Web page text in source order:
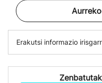
Erakutsi informazio